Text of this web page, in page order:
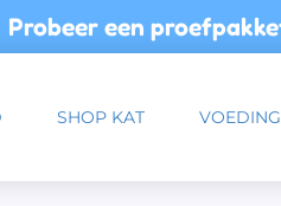
Probeer een
SHOP KAT